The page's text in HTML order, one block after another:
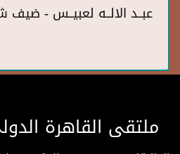
عبــد الالــه لعبيــس -
ملتقى القاهرة